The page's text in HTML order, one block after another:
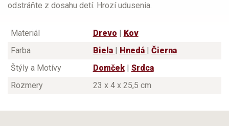
odstráňte z dosahu detí. Hrozí udusenia.
Materiál Drevo
Kov
Farba
Biela Hnedá
Čierna
Štýly a Motívy
Domček| Srdca
Rozmery
23 x 4 x 25,5 cm